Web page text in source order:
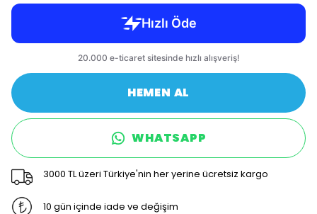
HEMEN AL
WHATSAPP
3000 TL üzeri Türkiye'nin her yerine ücretsiz kargo
10 gün içinde iade ve değişim